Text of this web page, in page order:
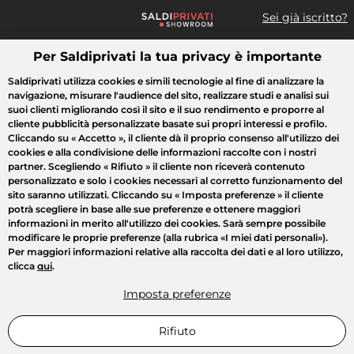
Sei già iscritto?
Cosa cerchi?
Tutte le vendite Moda Casa Bellezza Elettrodomestici
Per Saldiprivati la tua privacy è importante
Saldiprivati utilizza cookies e simili tecnologie al fine di analizzare la
navigazione, misurare l'audience del sito, realizzare studi e analisi sui
suoi clienti migliorando così il sito e il suo rendimento e proporre al
cliente pubblicità personalizzate basate sui propri interessi e profilo.
Cliccando su « Accetto », il cliente dà il proprio consenso all'utilizzo dei
cookies e alla condivisione delle informazioni raccolte con i nostri
partner. Scegliendo « Rifiuto » il cliente non riceverà contenuto
personalizzato e solo i cookies necessari al corretto funzionamento del
sito saranno utilizzati. Cliccando su « Imposta preferenze » il cliente
potrà scegliere in base alle sue preferenze e ottenere maggiori
informazioni in merito all'utilizzo dei cookies. Sarà sempre possibile
modificare le proprie preferenze (alla rubrica «I miei dati personali»).
Per maggiori informazioni relative alla raccolta dei dati e al loro utilizzo,
clicca qui.
Imposta preferenze
Rifiuto